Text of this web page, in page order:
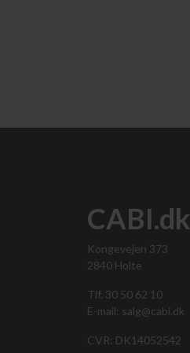
CABI.dk
Kongevejen 373
2840 Holte
Tlf. 30 50 62 10
E-mail: salg@cabi.dk
CVR: DK14052542